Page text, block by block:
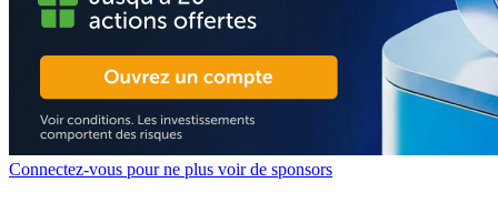
Connectez-vous pour ne plus voir de sponsors